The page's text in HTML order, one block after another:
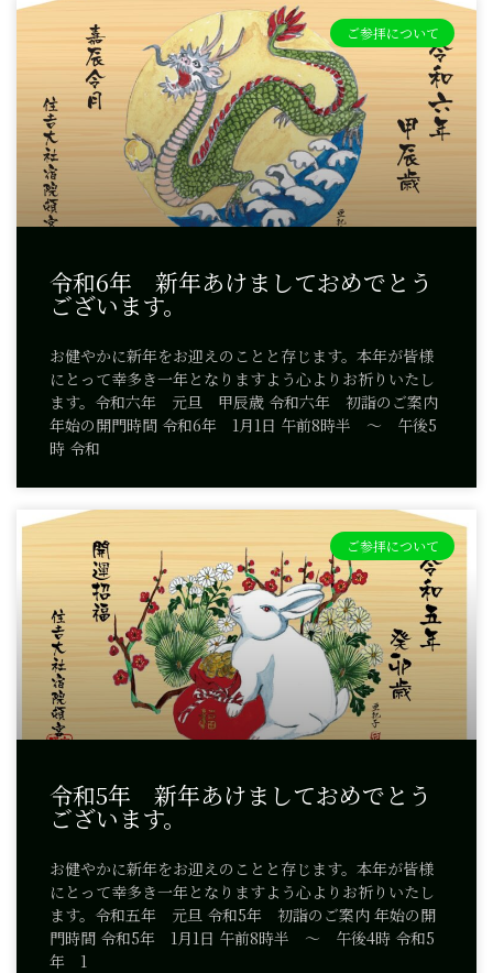
ご参拝について
令和6年 新年あけましておめでとう
ございます。
お健やかに新年をお迎えのことと存じます。本年が皆様
にとって幸多き一年となりますよう心よりお祈りいたし
ます。令和六年 元旦 甲辰歳 令和六年 初詣のご案内
年始の開門時間 令和6年 1月1日 午前8時半 ～ 午後5
時 令和
ご参拝について
令和5年 新年あけましておめでとう
ございます。
お健やかに新年をお迎えのことと存じます。本年が皆様
にとって幸多き一年となりますよう心よりお祈りいたし
ます。令和五年 元旦 令和5年 初詣のご案内 年始の開
門時間 令和5年 1月1日 午前8時半 ～ 午後4時 令和5
年 1